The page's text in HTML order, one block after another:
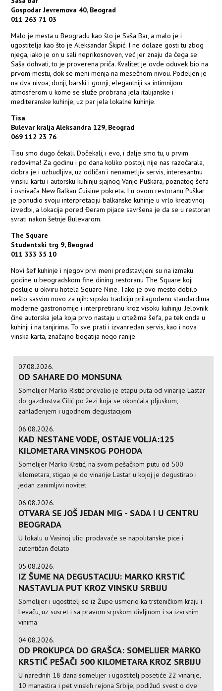
Gospodar Jevremova 40, Beograd
011 263 71 03
Malo je mesta u Beogradu kao što je Saša Bar, a malo je i
ugostitelja kao što je Aleksandar Škipić. I ne dolaze gosti tu zbog
njega, iako je on u sali neprikosnoven, već jer znaju da čega se
Saša dohvati, to je proverena priča. Kvalitet je ovde oduvek bio na
prvom mestu, dok se meni menja na mesečnom nivou. Podeljen je
na dva nivoa, donji, barski i gornji, elegantniji sa intimnijom
atmosferom u kome se služe probrana jela italijanske i
mediteranske kuhinje, uz par jela lokalne kuhinje.
Tisa
Bulevar kralja Aleksandra 129, Beograd
069 112 23 76
Tisu smo dugo čekali. Dočekali, i evo, i dalje smo tu, u prvim
redovima! Za godinu i po dana koliko postoji, nije nas razočarala,
dobra je i uzbudljiva, uz odličan i nenametljiv servis, interesantnu
vinsku kartu i autorsku kuhinju sjajnog Vanje Puškara, poznatog šefa
i osnivača New Balkan Cuisine pokreta. I u ovom restoranu Puškar
je ponudio svoju interpretaciju balkanske kuhinje u vrlo kreativnoj
izvedbi, a lokacija pored Đeram pijace savršena je da se u restoran
svrati nakon šetnje Bulevarom.
The Square
Studentski trg 9, Beograd
011 333 35 10
Novi šef kuhinje i njegov prvi meni predstavljeni su na izmaku
godine u beogradskom fine dining restoranu The Square koji
posluje u okviru hotela Square Nine. Tako je ovo mesto dobilo
nešto sasvim novo za njih: srpsku tradiciju prilagođenu standardima
moderne gastronomije i interpretiranu kroz visoku kuhinju. Jelovnik
čine autorska jela koja prvo nastaju u crtežima šefa, pa tek onda u
kuhinji i na tanjirima. To sve prati i izvanredan servis, kao i nova
vinska karta, značajno bogatija nego ranije.
07.08.2026.
OD SAHARE DO MONSUNA
Somelijer Marko Ristić prevalio je etapu puta od vinarije Lastar
do gazdinstva Cilić po žezi koja se okončala pljuskom,
zahlađenjem i ugodnom degustacijom
06.08.2026.
KAD NESTANE VODE, OSTAJE VOLJA:125
KILOMETARA VINSKOG POHODA
Somelijer Marko Krstić, na svom pešačkom putu od 500
kilometara, stigao je do vinarije Lastar u kojoj je degustirao i
jedan zanimljivi novitet
06.08.2026.
OTVARA SE JOŠ JEDAN MIG - SADA I U CENTRU
BEOGRADA
U lokalu u Vasinoj ulici prodavaće se napolitanske pice i
autentičan đelato
05.08.2026.
IZ ŠUME NA DEGUSTACIJU: MARKO KRSTIĆ
NASTAVLJA PUT KROZ VINSKU SRBIJU
Somelijer i ugostitelj se iz Župe usmerio ka trsteničkom kraju i
Levaču, uz susret i sa pravom srpskom divljinom i sa izvrsnim
vinima
04.08.2026.
OD PROKUPCA DO GRAŠCA: SOMELIJER MARKO
KRSTIĆ PEŠAČI 500 KILOMETARA KROZ SRBIJU
U narednih 18 dana somelijer i ugostitelj posetiće 22 vinarije,
10 manastira i pet vinskih rejona Srbije, podižući svest o dve